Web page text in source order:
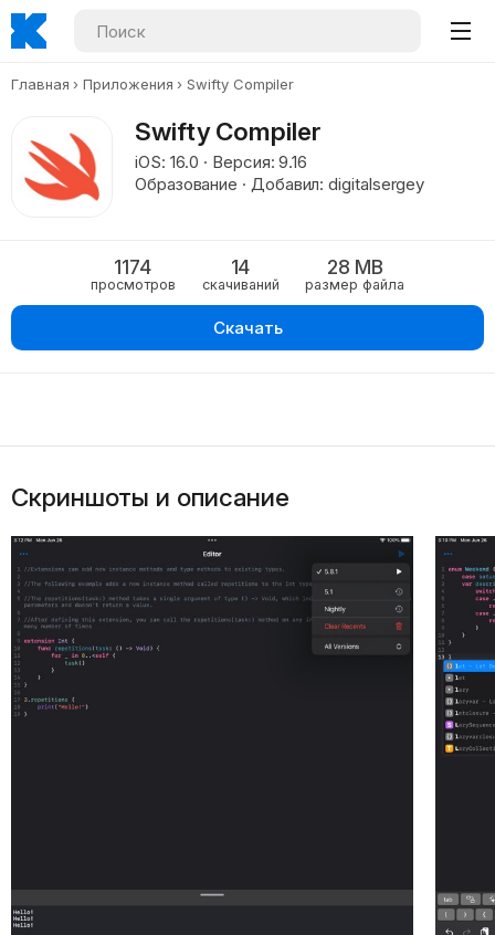
Главная Приложения Swifty Compiler
Swifty Compiler
iOS: 16.0 · Версия: 9.16
Образование · Добавил: digitalsergey
1174
просмотров
14
скачиваний
28 MB
размер файла
Скачать
Скриншоты и описание